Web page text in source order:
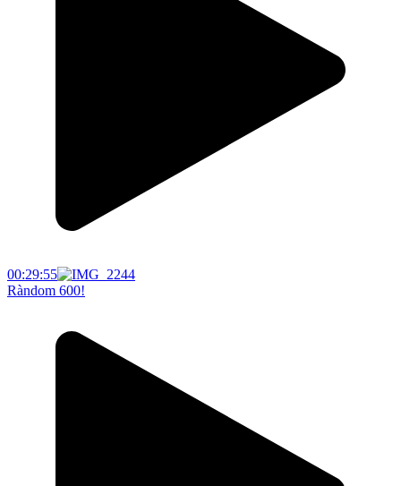
00:29:55
Ràndom 600!